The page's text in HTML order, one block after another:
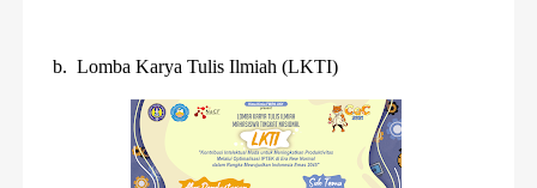
b. Lomba Karya Tulis Ilmiah (LKTI)